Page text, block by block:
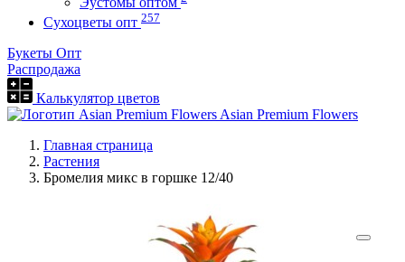
Сухоцветы опт 257
Букеты Опт
Распродажа
Калькулятор цветов
Asian Premium Flowers
Главная страница
Растения
Бромелия микс в горшке 12/40